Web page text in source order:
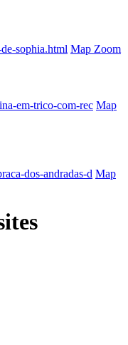
sophia.html Map Zoom
em-trico-com-rec Map
dos-andradas-d Map